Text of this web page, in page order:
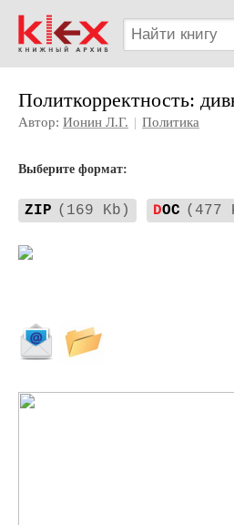
Политкорректность:
Автор: Ионин Л.Г. | Политика
Выберите формат:
ZIP (169 Kb) DOC (477